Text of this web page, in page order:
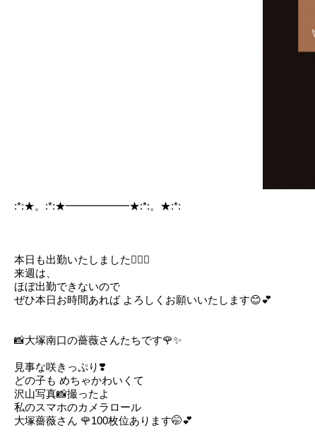
:*:★。:*:★━━━━━━★:*:。★:*:
本日も出勤いたしました🙋🏻‍♀️
来週は、
ほぼ出勤できないので
ぜひ本日お時間あれば よろしくお願いいたします😊‪💕︎︎
📸大塚南口の薔薇さんたちです🌹✨
見事な咲きっぷり❣️
どの子も めちゃかわいくて
沢山写真📸撮ったよ
私のスマホのカメラロール
大塚薔薇さん 🌹100枚位あります🤭‪💕︎︎